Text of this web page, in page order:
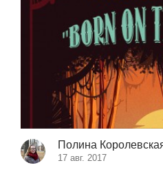
Полина
17 авг. 2017